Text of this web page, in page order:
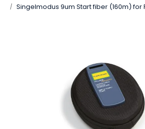
Singelmodus 9um Start fiber (160m) for
Frekvensomformere
Miljø og sikkerhet